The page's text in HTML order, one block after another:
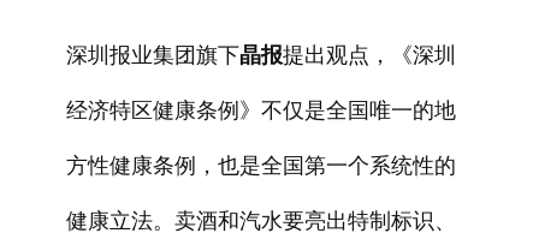
深圳报业集团旗下晶报提出观点，《深圳
经济特区健康条例》不仅是全国唯一的地
方性健康条例，也是全国第一个系统性的
健康立法。卖酒和汽水要亮出特制标识、